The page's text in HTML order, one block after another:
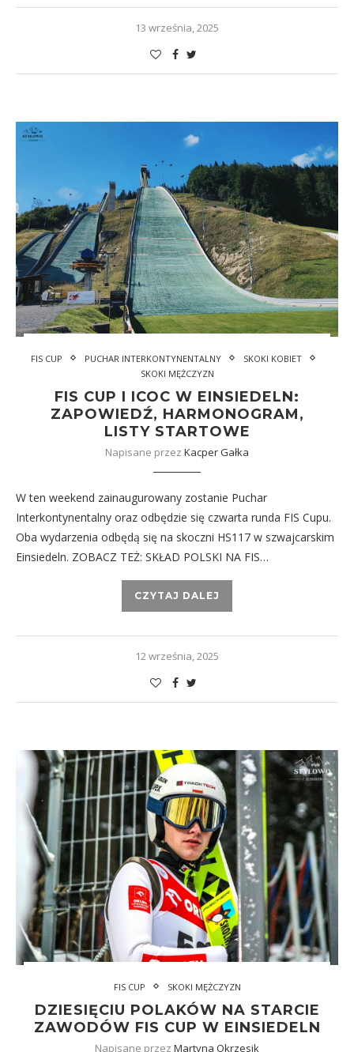
13 września, 2025
FIS CUP PUCHAR INTERKONTYNENTALNY
SKOKI KOBIET
SKOKI MĘŻCZYZN
FIS CUP I ICOC W EINSIEDELN:
ZAPOWIEDŹ, HARMONOGRAM,
LISTY STARTOWE
Napisane przez Kacper Gałka
W ten weekend zainaugurowany zostanie Puchar
Interkontynentalny oraz odbędzie się czwarta runda FIS Cupu.
Oba wydarzenia odbędą się na skoczni HS117 w szwajcarskim
Einsiedeln. ZOBACZ TEŻ: SKŁAD POLSKI NA FIS…
CZYTAJ DALEJ
12 września, 2025
FIS CUP SKOKI MĘŻCZYZN
DZIESIĘCIU POLAKÓW NA STARCIE
ZAWODÓW FIS CUP W EINSIEDELN
Napisane przez Martyna Okrzesik